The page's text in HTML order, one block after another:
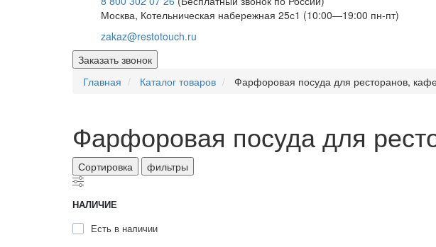
Москва, Котельническая набережная 25с1 (10:00—19:00 пн-пт)
zakaz@restotouch.ru
Заказать звонок
Главная
Каталог товаров Фарфоровая посуда для ресторанов,
Фарфоровая посуда для
Сортировка фильтры
НАЛИЧИЕ
Есть в наличии